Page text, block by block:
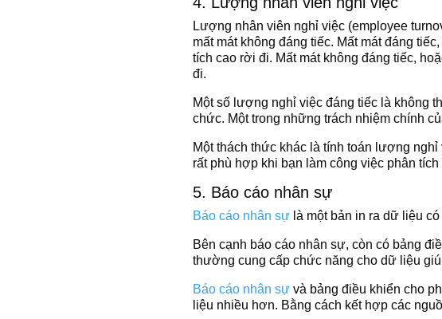
Lượng nhân viên nghỉ việc (employee
mất mát không đáng tiếc. Mất mát đáng
tích cao rời đi. Mất mát không đáng tiếc,
đi.
Một số lượng nghỉ việc đáng tiếc là không
chức. Một trong những trách nhiệm chính
Một thách thức khác là tính toán lượng
rất phù hợp khi bạn làm công việc phân
5. Báo cáo nhân sự
Báo cáo nhân sựlà một bản in ra dữ liệu
Bên cạnh báo cáo nhân sự, còn có bảng
thường cung cấp chức năng cho dữ liệu
Báo cáo nhân sựvà bảng điều khiển cho
liệu nhiều hơn. Bằng cách kết hợp các